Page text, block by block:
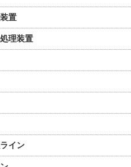
置
理装置
イン